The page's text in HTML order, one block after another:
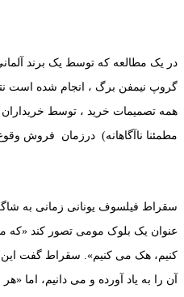
در یک مطالعه که توسط یک برند
همه تصمیمات خرید ، توسط
مطمئنا ناآگاهانه) درزمان فروش
سقراط فیلسوف یونانی زمانی به
عنوان یک بلوک مومی تصور کند «که
کنیم، هک می کنیم». سقراط گفت این
آن را به یاد آورده و می دانیم، اما